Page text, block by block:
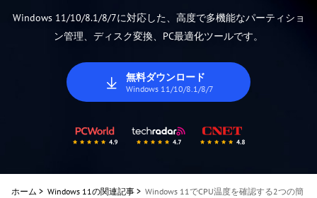
Windows 11/10/8.1/8/7に対応した、高度で多機能なパーティショ
ン管理、ディスク変換、PC最適化ツールです。
無料ダウンロード
Windows 11/10/8.1/8/7
ホーム > Windows 11の関連記事 > Windows 11でCPU温度を確認する2つの簡